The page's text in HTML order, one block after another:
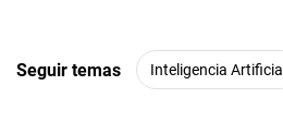
Seguir temas Inteligencia Artificial